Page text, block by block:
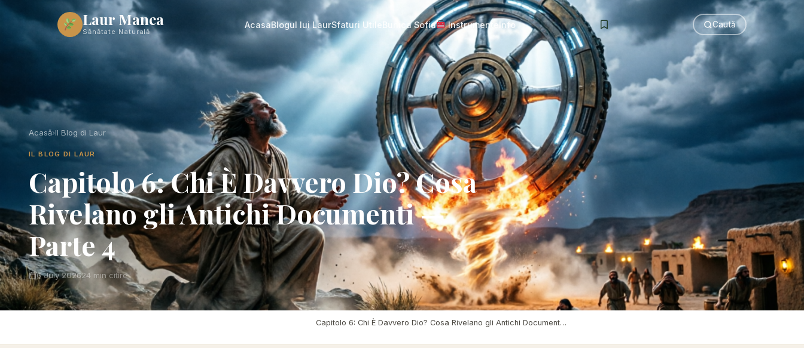
Laur Manea
Sănătate Naturală
AcasaBlogul lui LaurSfaturi Utile Bunica Sofia InstrumenteInfo Caută
Acasă›Il Blog di Laur
IL BLOG DI LAUR
Capitolo 6: Chi È Davvero Dio? Cosa
Rivelano gli Antichi Documenti —
Parte 4
6 July 202624 min citire
Capitolo 6: Chi È Davvero Dio? Cosa Rivelano gli Antichi Documenti — Parte 4